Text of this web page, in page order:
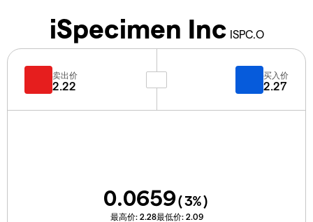
iSpecimen Inc ISPC.O
卖出价
2.22
买入价
2.27
0.0659(3%)
最高价: 2.28最低价: 2.09